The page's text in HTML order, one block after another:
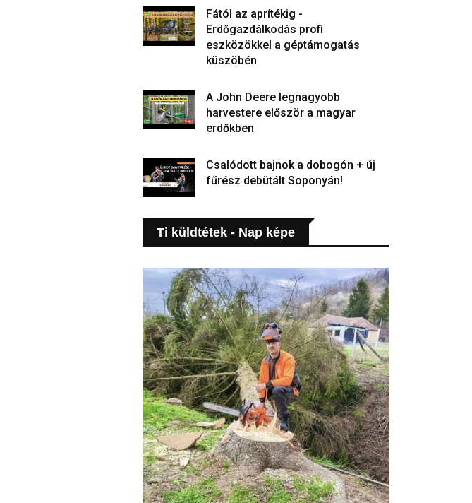
Fától az aprítékig -
Erdőgazdálkodás profi
eszközökkel a géptámogatás
küszöbén
A John Deere legnagyobb
harvestere először a magyar
erdőkben
Csalódott bajnok a dobogón + új
fűrész debütált Soponyán!
Ti küldtétek - Nap képe